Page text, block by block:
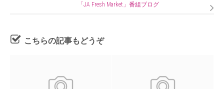
「JA Fresh Market」番組ブログ
こちらの記事もどうぞ